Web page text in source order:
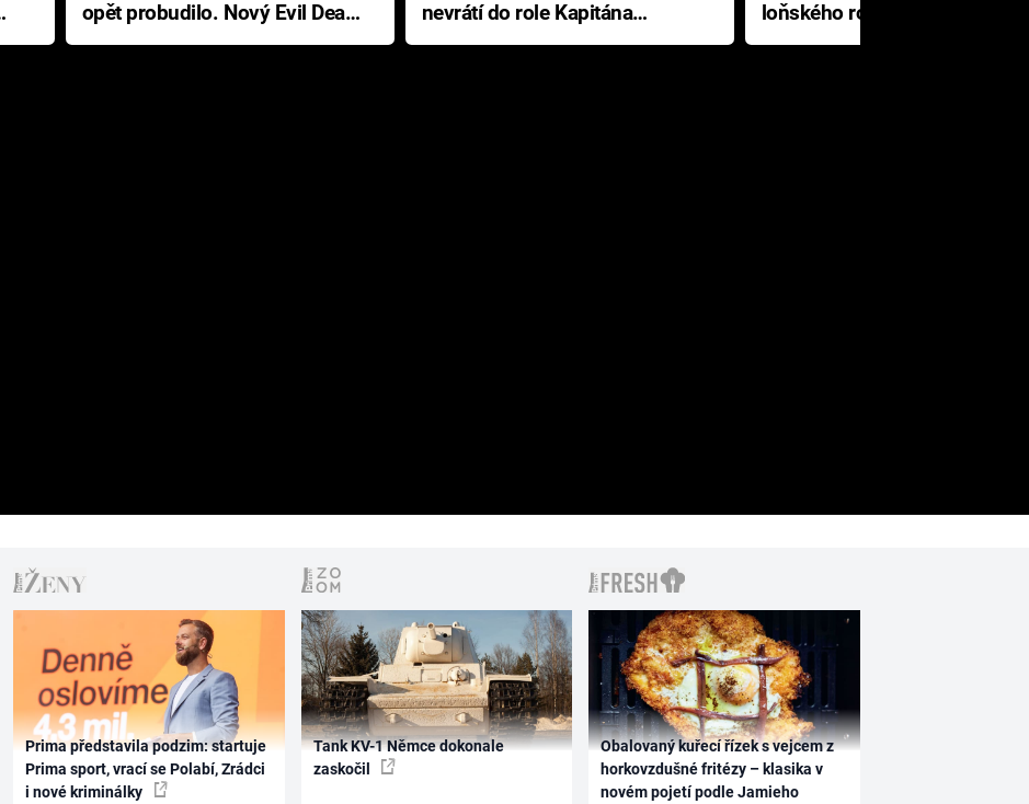
opět probudilo. Nový Evil Dead
přichází s neodolatelnou
nevrátí do role Kapitána
Ameriky
loňského roku: Disney na
jediné katastrofě prodělal 200
Prima představila podzim: startuje
Prima sport, vrací se Polabí, Zrádci
i nové kriminálky
Tank KV-1 Němce dokonale
zaskočil
Obalovaný kuřecí řízek s vejcem z
horkovzdušné fritézy – klasika v
novém pojetí podle Jamieho